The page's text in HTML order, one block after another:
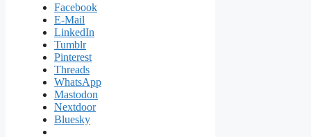
Facebook
E-Mail
LinkedIn
Tumblr
Pinterest
Threads
WhatsApp
Mastodon
Nextdoor
Bluesky